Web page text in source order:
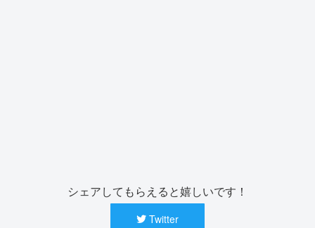
シェアしてもらえると嬉しいです！
Twitter